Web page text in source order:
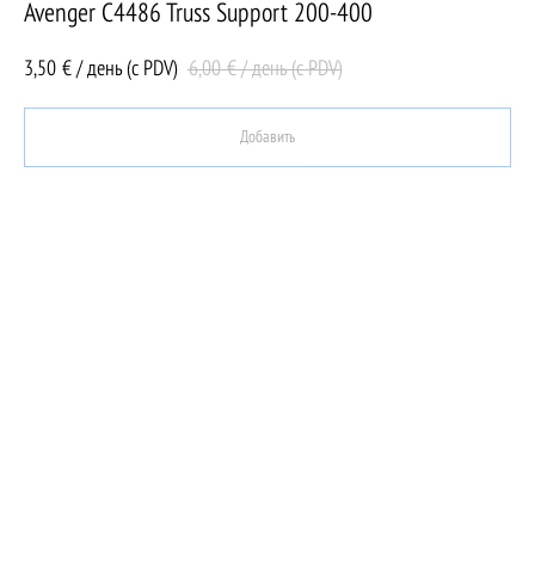
Avenger C4486 Truss Support 200-400
3,50 € / день (c PDV) 6,00 € / день (c PDV)
Добавить